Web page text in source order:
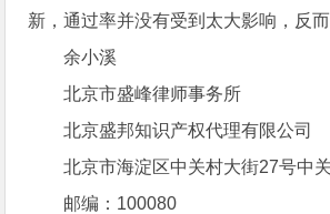
新，通过率并没有受到太大影响，反而
余小溪
北京市盛峰律师事务所
北京盛邦知识产权代理有限公司
北京市海淀区中关村大街27号中
邮编：100080